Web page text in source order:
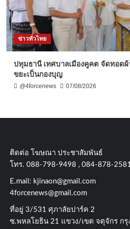
ข่าวทั่วไทย
ปทุมธานี เทศบาลเมืองคูคต จัดทอดผ้
ขยะเป็นกองบุญ
@4forcenews 07/08/2026
ติดต่อ​ โฆษณา​ ประชาสัมพันธ์
โทร​. 088-798-9498 , 084-878-2581
E.mail: kjinaon@gmail.com
4forcenews@gmail.com
ที่อยู่​ 3/531​ ศุภาลัยปาร์ค​ 2
ซ.พหลโยธิน​ 21​ แขวง/เขต​ จตุจักร​ กรุ